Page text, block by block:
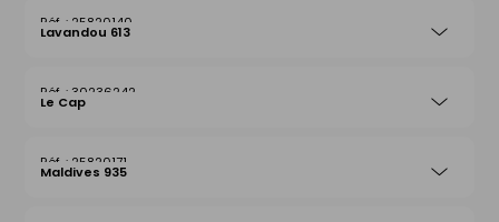
25820140
Lavandou 613
30236242
Le Cap
25820171
Maldives 935